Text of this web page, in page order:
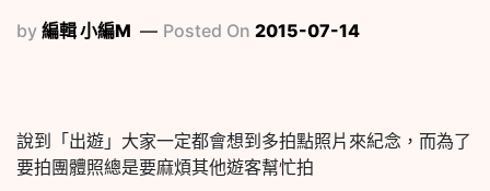
by 編輯 小編M Posted On 2015-07-14
說到「出遊」大家一定都會想到多拍點照片來紀念，而為了
要拍團體照總是要麻煩其他遊客幫忙拍